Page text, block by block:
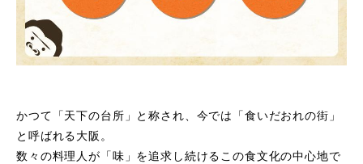
かつて「天下の台所」と称され、今では「食いだおれの街」
と呼ばれる大阪。
数々の料理人が「味」を追求し続けるこの食文化の中心地で